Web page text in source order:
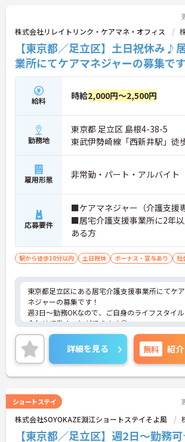
株式会社リレイトリンク・ケアマネ・オフィス
【東京都／足立区】土日祝休み♪
業所にてケアマネジャーの募集で
給料 時給2,000円～2,500円
勤務地
東京都 足立区 島根4-38-5
東武伊勢崎線「西新井駅」徒
雇用形態 非常勤・パート・アルバイト
応募要件
■ケアマネジャー（介護支援
■居宅介護支援事業所に2年
ある方
駅から徒歩10分以内 土日祝休 ボーナス・賞与あり 社
東京都足立区にある居宅介護支援事業所にてケ
ネジャーの募集です！
週3日～勤務OKなので、ご自身のライフスタイル
合わせて働くことができます◎
土日休みなので、週末はプライベートやご家庭
間を大切にしていただけます！
ご興味のある方には、面接対策ポイントなど、
に詳細をお話しいたしますのでお気軽にご相談
さい！
詳細を見る 無料 紹
ショートステイ
株式会社SOYOKAZE淵江ショートステイそよ風
【東京都／足立区】週2日～勤務